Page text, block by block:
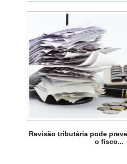
Revisão tributária pode
o fisco...